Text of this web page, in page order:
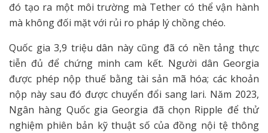
đó tạo ra một môi trường mà Tether có thể vận hành
mà không đối mặt với rủi ro pháp lý chồng chéo.
Quốc gia 3,9 triệu dân này cũng đã có nền tảng thực
tiễn đủ để chứng minh cam kết. Người dân Georgia
được phép nộp thuế bằng tài sản mã hóa; các khoản
nộp này sau đó được chuyển đổi sang lari. Năm 2023,
Ngân hàng Quốc gia Georgia đã chọn Ripple để thử
nghiệm phiên bản kỹ thuật số của đồng nội tệ thông